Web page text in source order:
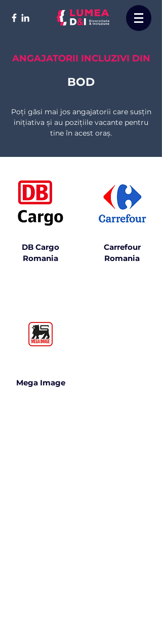
ANGAJATORII INCLUZIVI DIN
BOD
Poți găsi mai jos angajatorii care susțin
inițiativa și au pozițiile vacante pentru
tine în acest oraș.
DB Cargo
Romania
Carrefour
Romania
Mega Image